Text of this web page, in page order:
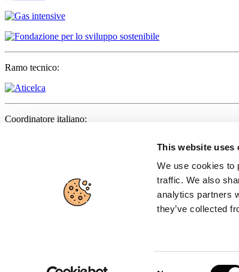
This website uses
We use cookies to
traffic. We also
analytics partners
they’ve collected
Ramo tecnico:
Coordinatore italiano: